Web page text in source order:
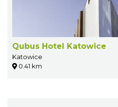
Qubus Hotel Katowice
Katowice
0.41 km